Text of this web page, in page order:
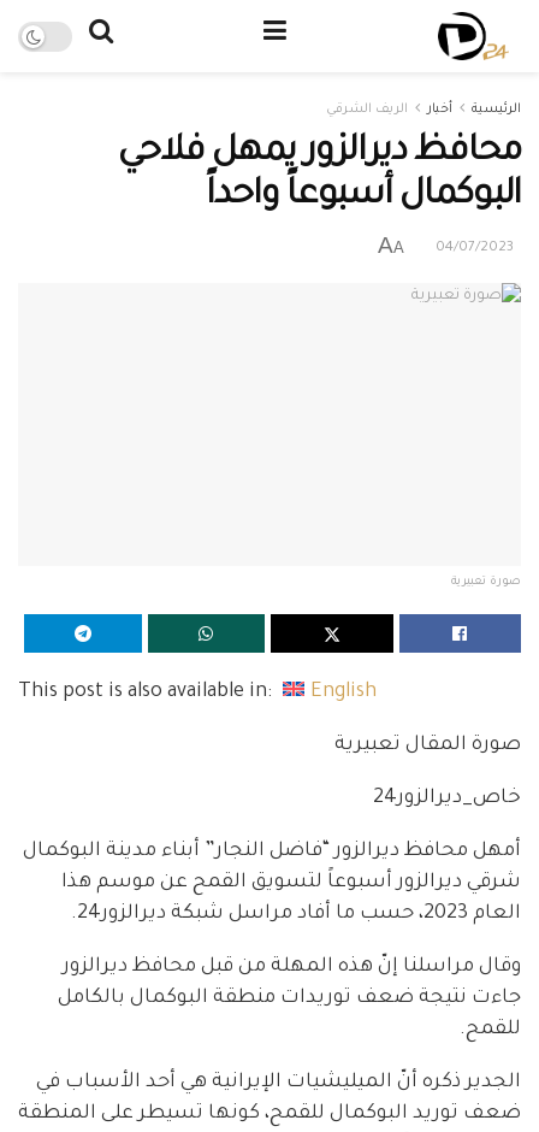
الرئيسية أخبار الريف الشرقي
محافظ ديرالزور يمهل فلاحي
البوكمال أسبوعاً واحداً
04/07/2023
A
A
صورة تعبيرية
This post is also available in: English
صورة المقال تعبيرية
خاص_ديرالزور24
أمهل محافظ ديرالزور “فاضل النجار” أبناء مدينة البوكمال
شرقي ديرالزور أسبوعاً لتسويق القمح عن موسم هذا
العام 2023، حسب ما أفاد مراسل شبكة ديرالزور24.
وقال مراسلنا إنّ هذه المهلة من قبل محافظ ديرالزور
جاءت نتيجة ضعف توريدات منطقة البوكمال بالكامل
للقمح.
الجدير ذكره أنّ الميليشيات الإيرانية هي أحد الأسباب في
ضعف توريد البوكمال للقمح، كونها تسيطر على المنطقة